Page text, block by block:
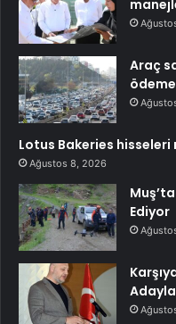
Araç
Lotus Bakeries
Ağustos 8, 2026
Ediyor